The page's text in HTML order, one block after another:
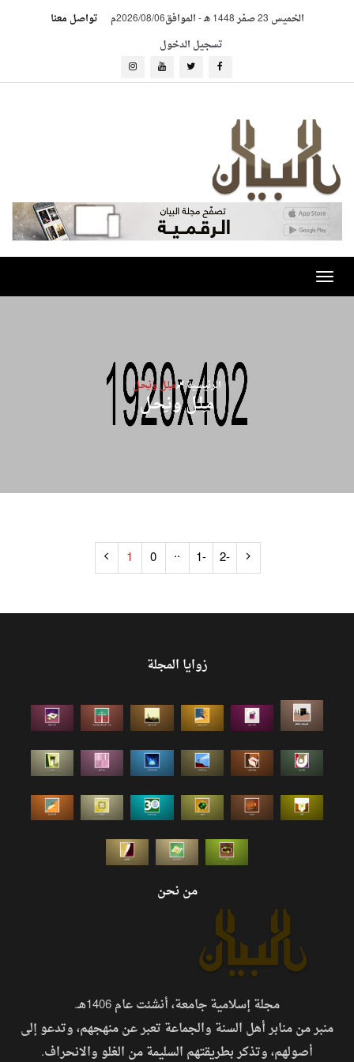
الخميس 23 صفر 1448 هـ -الموافق2026/08/06م
تواصل معنا
تسجيل الدخول
Toggle
navigation
الرئيسية مـِلـل ونـِحـل
مـِلـل ونـِحـل
-2
-1
..
0
1
زوايا المجلة
من نحن
مجلة إسلامية جامعة، أنشئت عام 1406هـ.
منبر من منابر أهل السنة والجماعة تعبر عن منهجهم، وتدعو إلى
أصولهم، وتذكر بطريقتهم السليمة من الغلو والانحراف.